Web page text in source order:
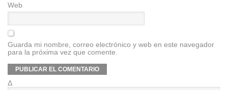
Web
Guarda mi nombre, correo electrónico y web en este navegador
para la próxima vez que comente.
Δ